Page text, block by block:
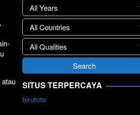
SITUS TERPERCAYA
birutoto